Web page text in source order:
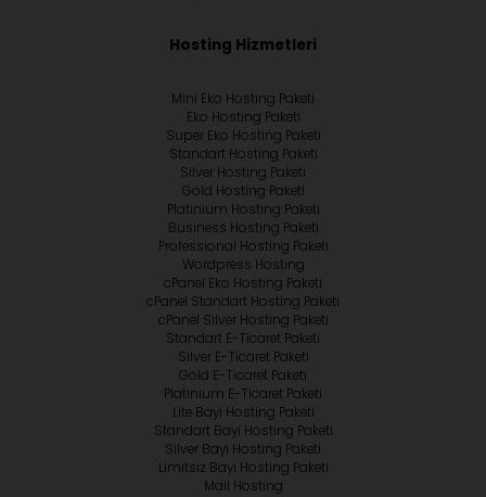
Hosting Hizmetleri
Mini Eko Hosting Paketi
Eko Hosting Paketi
Super Eko Hosting Paketi
Standart Hosting Paketi
Silver Hosting Paketi
Gold Hosting Paketi
Platinium Hosting Paketi
Business Hosting Paketi
Professional Hosting Paketi
Wordpress Hosting
cPanel Eko Hosting Paketi
cPanel Standart Hosting Paketi
cPanel Silver Hosting Paketi
Standart E-Ticaret Paketi
Silver E-Ticaret Paketi
Gold E-Ticaret Paketi
Platinium E-Ticaret Paketi
Lite Bayi Hosting Paketi
Standart Bayi Hosting Paketi
Silver Bayi Hosting Paketi
Limitsiz Bayi Hosting Paketi
Mail Hosting